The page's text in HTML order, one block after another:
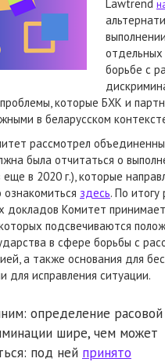
Lawtrend
отдельных
борьбе с
которые БХК и
в беларусском
рассмотрел
была отчитаться о
еще в 2020 г.), которые
здесь. По итогу
докладов Комитет принимает
подсвечиваются
в сфере борьбы с
а также основания для
для исправления ситуации.
определение расовой
шире, чем может
под ней принято